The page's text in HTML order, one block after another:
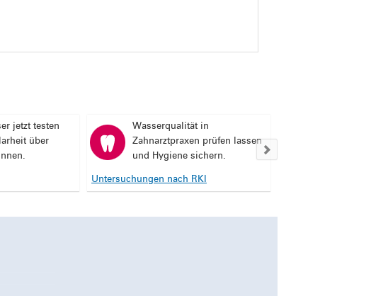
jetzt testen
über
Wasserqualität in
Zahnarztpraxen prüfen lassen
und Hygiene sichern.
Untersuchungen nach RKI